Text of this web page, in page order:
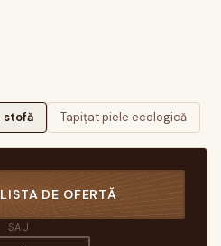
stofă Tapițat piele ecologică
DE OFERTĂ
SAU